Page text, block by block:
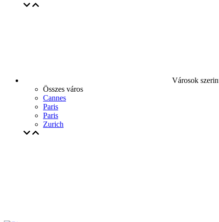
Városok
Összes város
Cannes
Paris
Paris
Zurich